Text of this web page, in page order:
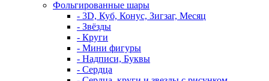
Фольгированные шары
- 3D, Куб, Конус, Зигзаг, Месяц
- Звёзды
- Круги
- Мини фигуры
- Надписи, Буквы
- Сердца